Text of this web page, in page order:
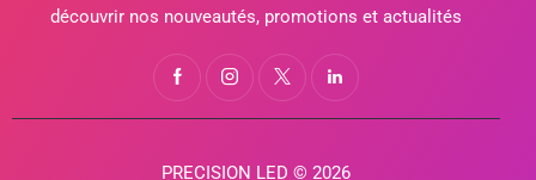
découvrir nos nouveautés, promotions et actualités
PRECISION LED © 2026